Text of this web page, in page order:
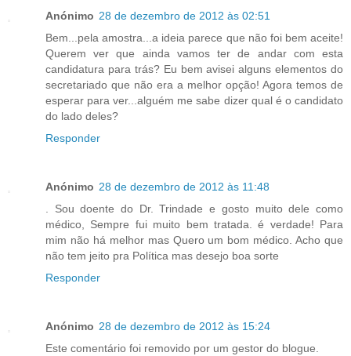
Anónimo 28 de dezembro de 2012 às 02:51
Bem...pela amostra...a ideia parece que não foi bem aceite!
Querem ver que ainda vamos ter de andar com esta
candidatura para trás? Eu bem avisei alguns elementos do
secretariado que não era a melhor opção! Agora temos de
esperar para ver...alguém me sabe dizer qual é o candidato
do lado deles?
Responder
Anónimo 28 de dezembro de 2012 às 11:48
. Sou doente do Dr. Trindade e gosto muito dele como
médico, Sempre fui muito bem tratada. é verdade! Para
mim não há melhor mas Quero um bom médico. Acho que
não tem jeito pra Política mas desejo boa sorte
Responder
Anónimo 28 de dezembro de 2012 às 15:24
Este comentário foi removido por um gestor do blogue.